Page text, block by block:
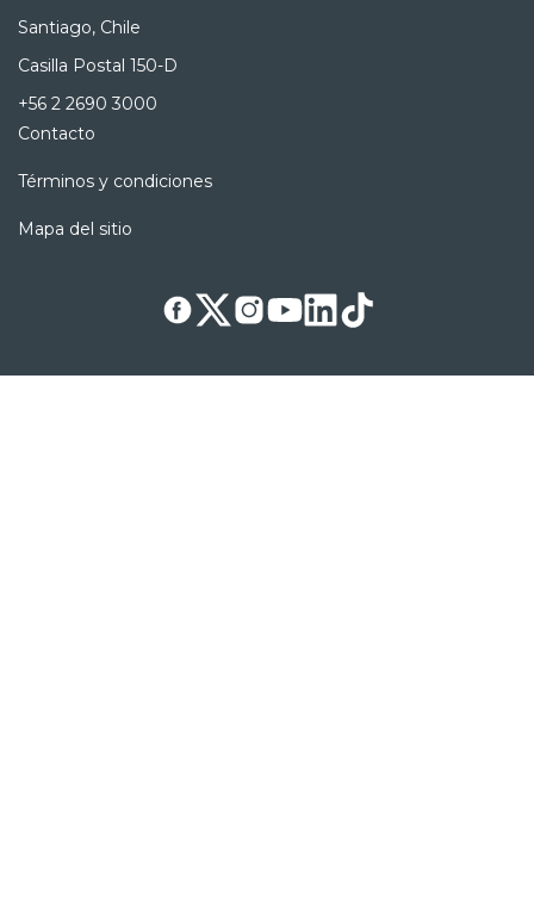
Santiago, Chile
Casilla Postal 150-D
+56 2 2690 3000
Contacto
Términos y condiciones
Mapa del sitio